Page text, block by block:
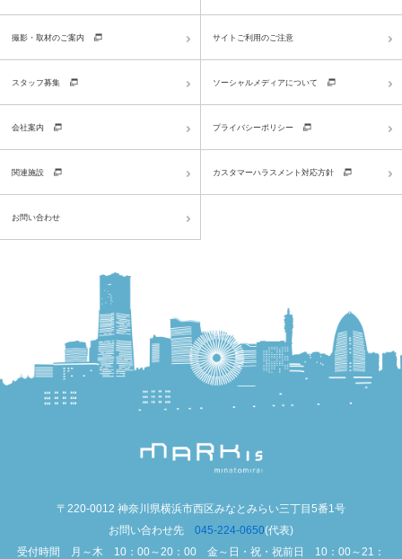
撮影・取材のご案内
スタッフ募集
会社案内
関連施設
お問い合わせ
サイトご利用のご注意
ソーシャルメディアについて
プライバシーポリシー
カスタマーハラスメント対応方針
〒220-0012 神奈川県横浜市西区みなとみらい三丁目5番1号
お問い合わせ先 045-224-0650(代表)
受付時間 月～木 10：00～20：00 金～日・祝・祝前日 10：00～21：